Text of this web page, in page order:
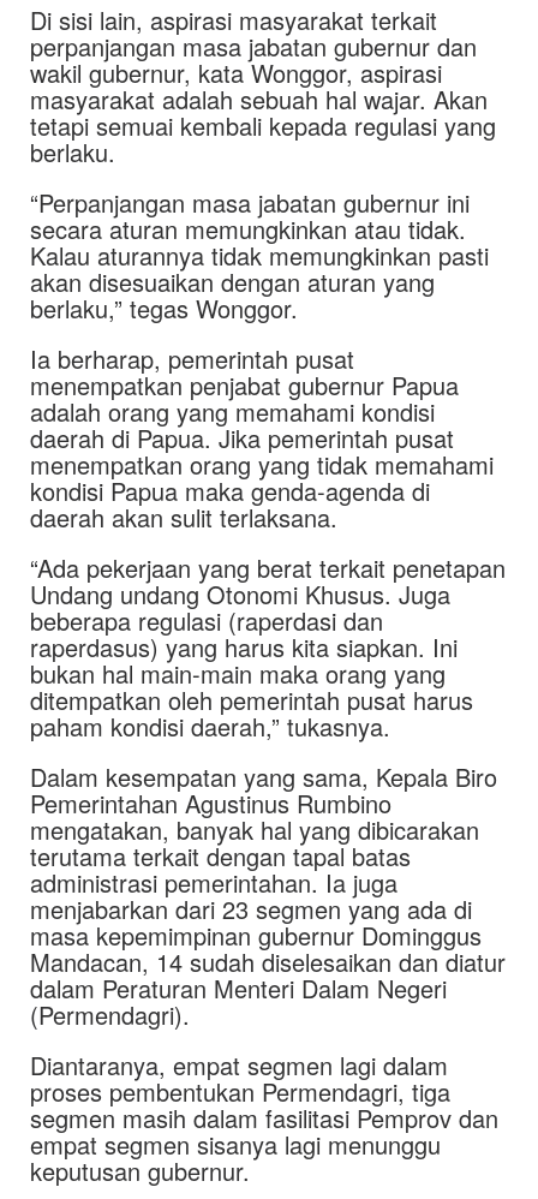
Di sisi lain, aspirasi masyarakat terkait
perpanjangan masa jabatan gubernur dan
wakil gubernur, kata Wonggor, aspirasi
masyarakat adalah sebuah hal wajar. Akan
tetapi semuai kembali kepada regulasi yang
berlaku.
“Perpanjangan masa jabatan gubernur ini
secara aturan memungkinkan atau tidak.
Kalau aturannya tidak memungkinkan pasti
akan disesuaikan dengan aturan yang
berlaku,” tegas Wonggor.
Ia berharap, pemerintah pusat
menempatkan penjabat gubernur Papua
adalah orang yang memahami kondisi
daerah di Papua. Jika pemerintah pusat
menempatkan orang yang tidak memahami
kondisi Papua maka genda-agenda di
daerah akan sulit terlaksana.
“Ada pekerjaan yang berat terkait penetapan
Undang undang Otonomi Khusus. Juga
beberapa regulasi (raperdasi dan
raperdasus) yang harus kita siapkan. Ini
bukan hal main-main maka orang yang
ditempatkan oleh pemerintah pusat harus
paham kondisi daerah,” tukasnya.
Dalam kesempatan yang sama, Kepala Biro
Pemerintahan Agustinus Rumbino
mengatakan, banyak hal yang dibicarakan
terutama terkait dengan tapal batas
administrasi pemerintahan. Ia juga
menjabarkan dari 23 segmen yang ada di
masa kepemimpinan gubernur Dominggus
Mandacan, 14 sudah diselesaikan dan diatur
dalam Peraturan Menteri Dalam Negeri
(Permendagri).
Diantaranya, empat segmen lagi dalam
proses pembentukan Permendagri, tiga
segmen masih dalam fasilitasi Pemprov dan
empat segmen sisanya lagi menunggu
keputusan gubernur.